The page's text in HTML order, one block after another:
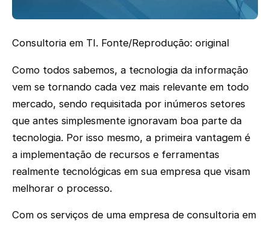
Consultoria em TI. Fonte/Reprodução: original
Como todos sabemos, a tecnologia da informação
vem se tornando cada vez mais relevante em todo
mercado, sendo requisitada por inúmeros setores
que antes simplesmente ignoravam boa parte da
tecnologia. Por isso mesmo, a primeira vantagem é
a implementação de recursos e ferramentas
realmente tecnológicas em sua empresa que visam
melhorar o processo.
Com os serviços de uma empresa de consultoria em